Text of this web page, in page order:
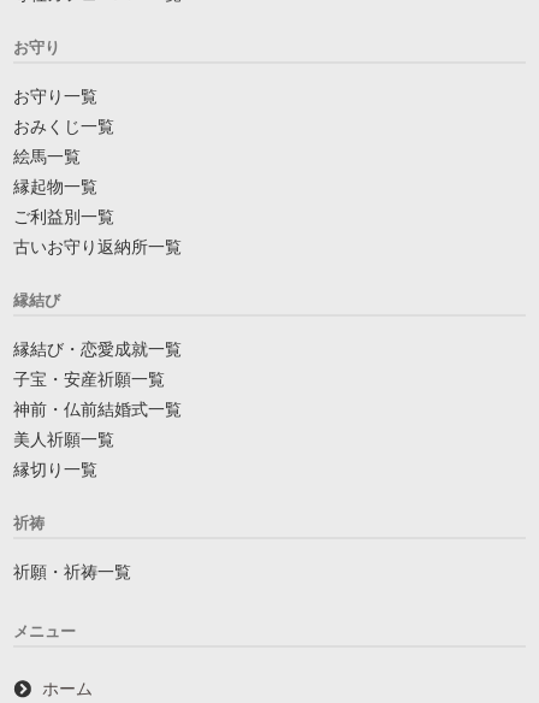
お守り
お守り一覧
おみくじ一覧
絵馬一覧
縁起物一覧
ご利益別一覧
古いお守り返納所一覧
縁結び
縁結び・恋愛成就一覧
子宝・安産祈願一覧
神前・仏前結婚式一覧
美人祈願一覧
縁切り一覧
祈祷
祈願・祈祷一覧
メニュー
ホーム